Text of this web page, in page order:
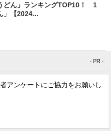
どん」ランキングTOP10！ 1
」【2024...
- PR -
アンケートにご協力をお願いし